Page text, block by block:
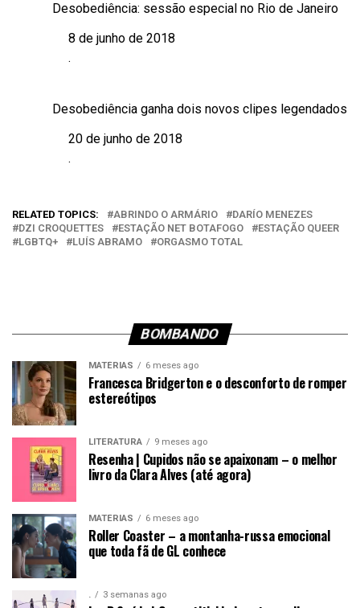
Desobediência: sessão especial no Rio de Janeiro
Data
8 de junho de 2018
Em relação a
.
Desobediência ganha dois novos clipes legendados
Data
20 de junho de 2018
Em relação a
.
RELATED TOPICS: ABRINDO O ARMÁRIO
DARÍO MENEZES
DZI CROQUETTES
ESTAÇÃO NET BOTAFOGO
ESTAÇÃO QUEER
LGBTQ+
LUÍS ABRAMO ORGASMO TOTAL
BOMBANDO
MATÉRIAS 6 meses ago
Francesca Bridgerton e o desconforto de romper
estereótipos
LITERATURA 9 meses ago
Resenha | Cupidos não se apaixonam – o melhor
livro da Clara Alves (até agora)
MATÉRIAS 6 meses ago
Roller Coaster – a montanha-russa emocional
que toda fã de GL conhece
. 3 semanas ago